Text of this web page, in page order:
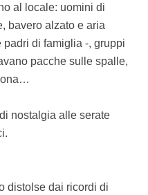
al locale: uomini di
bavero alzato e aria
di famiglia -, gruppi
pacche sulle spalle,
nostalgia alle serate
distolse dai ricordi di